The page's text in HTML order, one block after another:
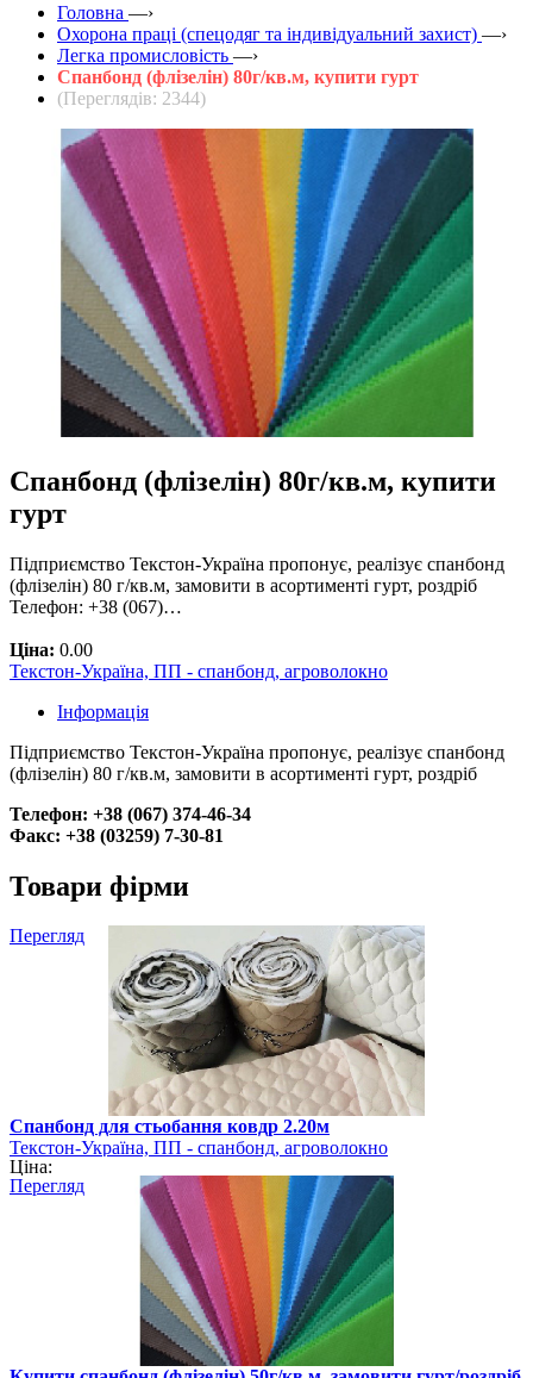
Головна —›
Охорона праці (спецодяг та індивідуальний захист) —›
Легка промисловість —›
Спанбонд (флізелін) 80г/кв.м, купити гурт
(Переглядів: 2344)
Спанбонд (флізелін) 80г/кв.м, купити
гурт
Підприємство Текстон-Україна пропонує, реалізує спанбонд
(флізелін) 80 г/кв.м, замовити в асортименті гурт, роздріб
Телефон: +38 (067)…
Ціна: 0.00
Текстон-Україна, ПП - спанбонд, агроволокно
Інформація
Підприємство Текстон-Україна пропонує, реалізує спанбонд
(флізелін) 80 г/кв.м, замовити в асортименті гурт, роздріб
Телефон: +38 (067) 374-46-34
Факс: +38 (03259) 7-30-81
Товари фірми
Перегляд
Спанбонд для стьобання ковдр 2.20м
Текстон-Україна, ПП - спанбонд, агроволокно
Ціна:
Перегляд